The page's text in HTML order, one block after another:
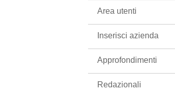
Area utenti
Inserisci azienda
Approfondimenti
Redazionali